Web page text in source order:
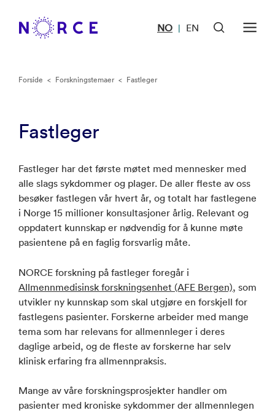
NO | EN
Forside < Forskningstemaer < Fastleger
Fastleger
Fastleger har det første møtet med mennesker med
alle slags sykdommer og plager. De aller fleste av oss
besøker fastlegen vår hvert år, og totalt har fastlegene
i Norge 15 millioner konsultasjoner årlig. Relevant og
oppdatert kunnskap er nødvendig for å kunne møte
pasientene på en faglig forsvarlig måte.
NORCE forskning på fastleger foregår i
Allmennmedisinsk forskningsenhet (AFE Bergen), som
utvikler ny kunnskap som skal utgjøre en forskjell for
fastlegens pasienter. Forskerne arbeider med mange
tema som har relevans for allmennleger i deres
daglige arbeid, og de fleste av forskerne har selv
klinisk erfaring fra allmennpraksis.
Mange av våre forskningsprosjekter handler om
pasienter med kroniske sykdommer der allmennlegen